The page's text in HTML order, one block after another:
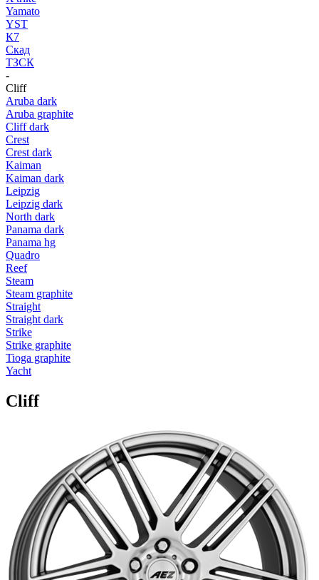
Yamato
YST
К7
Скад
ТЗСК
-
Cliff
Aruba dark
Aruba graphite
Cliff dark
Crest
Crest dark
Kaiman
Kaiman dark
Leipzig
Leipzig dark
North dark
Panama dark
Panama hg
Quadro
Reef
Steam
Steam graphite
Straight
Straight dark
Strike
Strike graphite
Tioga graphite
Yacht
Cliff